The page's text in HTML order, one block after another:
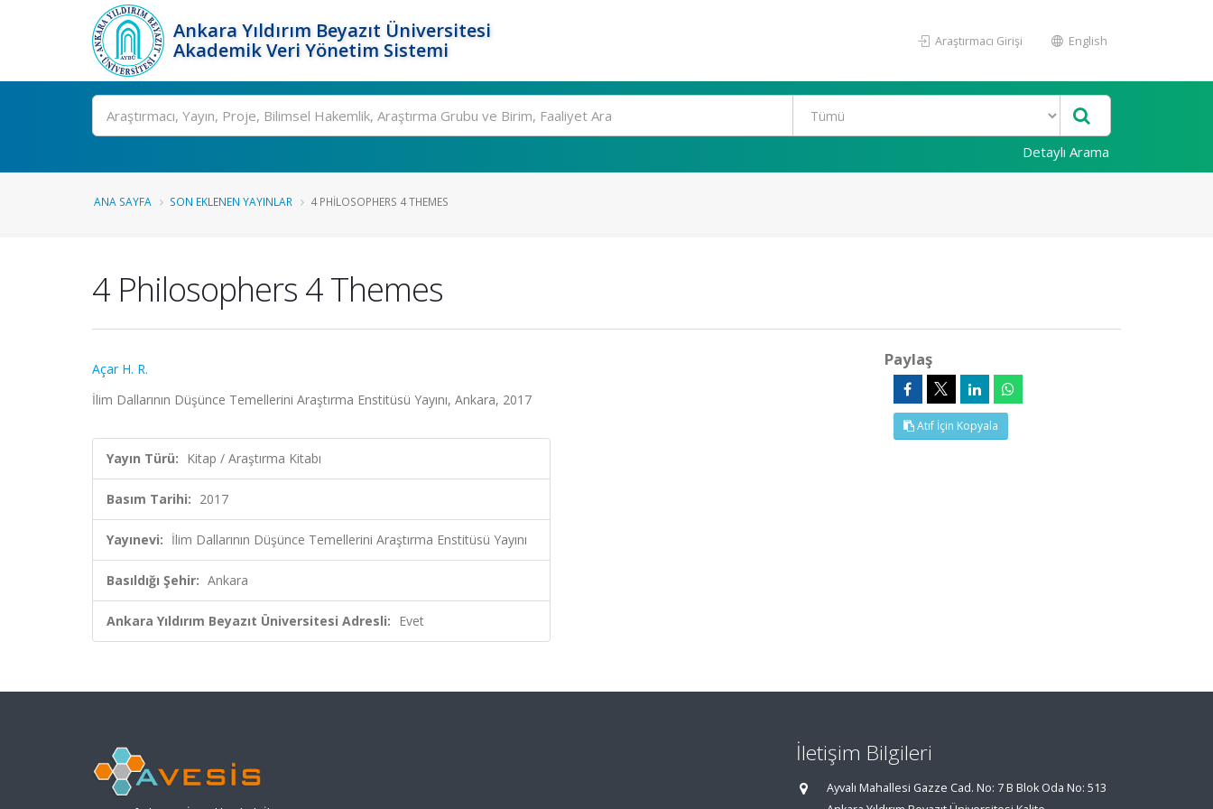
Ankara Yıldırım Beyazıt Üniversitesi
Akademik Veri Yönetim Sistemi
Araştırmacı Girişi English
Ara
Detaylı Arama
ANA SAYFA SON EKLENEN YAYINLAR 4 PHILOSOPHERS 4 THEMES
4 Philosophers 4 Themes
Açar H. R.
İlim Dallarının Düşünce Temellerini Araştırma Enstitüsü Yayını, Ankara, 2017
Yayın Türü: Kitap / Araştırma Kitabı
Basım Tarihi: 2017
Yayınevi: İlim Dallarının Düşünce Temellerini Araştırma Enstitüsü Yayını
Basıldığı Şehir: Ankara
Ankara Yıldırım Beyazıt Üniversitesi Adresli: Evet
Paylaş
Atıf İçin Kopyala
İletişim Bilgileri
Ayvalı Mahallesi Gazze Cad. No: 7 B Blok Oda No: 513